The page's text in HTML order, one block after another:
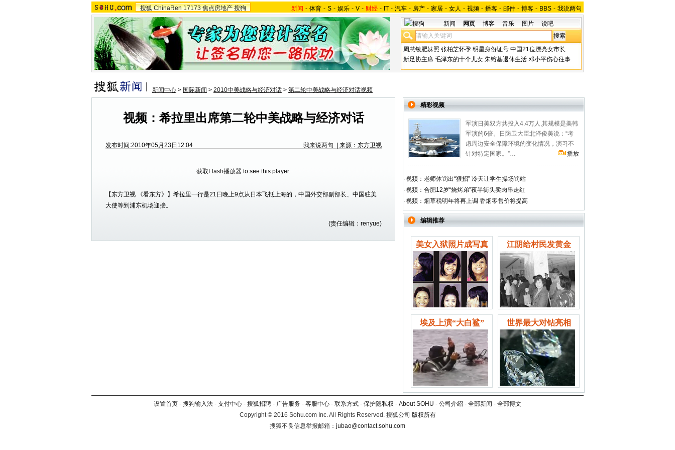
搜狐 ChinaRen 17173 焦点房地产 搜狗 新闻 - 体育 - S - 娱乐 - V - 财经 - IT - 汽车 - 房产 - 家居 - 女人 - 视频 - 播客 - 邮件 - 博客 - BBS - 我说两句
新闻 网页 博客 音乐 图片 说吧
周慧敏肥妹照 张柏芝怀孕 明星身份证号 中国21位漂亮女市长
新足协主席 毛泽东的十个儿女 朱镕基退休生活 邓小平伤心往事
新闻中心 > 国际新闻 > 2010中美战略与经济对话 > 第二轮中美战略与经济对话视频
视频：希拉里出席第二轮中美战略与经济对话
发布时间:2010年05月23日12:04 我来说两句 | 来源：东方卫视
获取Flash播放器 to see this player.
【东方卫视 《看东方》】希拉里一行是21日晚上9点从日本飞抵上海的，中国外交部副部长、中国驻美
大使等到浦东机场迎接。
(责任编辑：renyue)
精彩视频
军演日美双方共投入4.4万人,其规模是美韩
军演的6倍。日防卫大臣北泽俊美说：“考
虑周边安全保障环境的变化情况，演习不
针对特定国家。”…
播放
·视频：老师体罚出“狠招” 冷天让学生操场罚站
·视频：合肥12岁“烧烤弟”夜半街头卖肉串走红
·视频：烟草税明年将再上调 香烟零售价将提高
编辑推荐
美女入狱照片成写真 江阴给村民发黄金
埃及上演“大白鲨” 世界最大对钻亮相
设置首页 - 搜狗输入法 - 支付中心 - 搜狐招聘 - 广告服务 - 客服中心 - 联系方式 - 保护隐私权 - About SOHU - 公司介绍 - 全部新闻 - 全部博文
Copyright©2016 Sohu.com Inc. All Rights Reserved. 搜狐公司 版权所有
搜狐不良信息举报邮箱： jubao@contact.sohu.com